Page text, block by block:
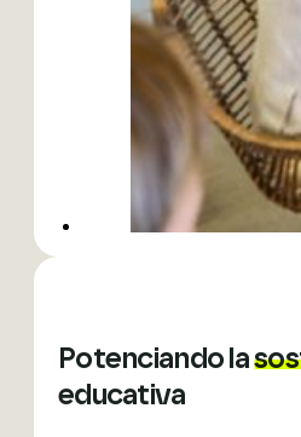
Potenciando la
educativa